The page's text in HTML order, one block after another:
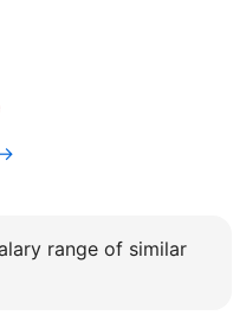
range of similar